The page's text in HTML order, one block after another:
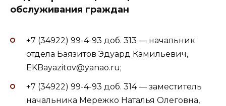
обслуживания граждан
+7 (34922) 99-4-93 доб. 313 — начальник
отдела Баязитов Эдуард Камильевич,
EKBayazitov@yanao.ru;
+7 (34922) 99-4-93 доб. 314 — заместитель
начальника Мережко Наталья Олеговна,